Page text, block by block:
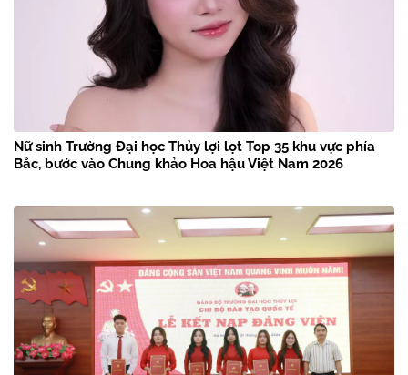
Nữ sinh Trường Đại học Thủy lợi lọt Top 35 khu vực phía
Bắc, bước vào Chung khảo Hoa hậu Việt Nam 2026